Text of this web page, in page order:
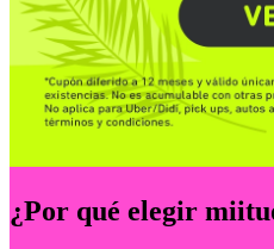
¿Por qué elegir